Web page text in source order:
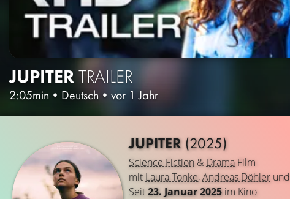
JUPITERTRAILER
2:05min • Deutsch • vor 1 Jahr
JUPITER (2025)
Science Fiction & DramaFilm
mit Laura Tonke,Andreas Döhler und
Seit23. Januar 2025im Kino